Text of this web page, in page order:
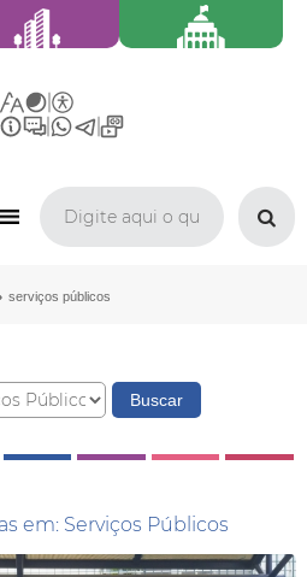
serviços públicos
em: Serviços Públicos